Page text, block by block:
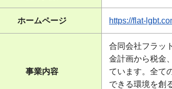
ホームページ https://flat-
事業内容
合同会社フラッ
金計画から税金
ています。全て
できる環境を創